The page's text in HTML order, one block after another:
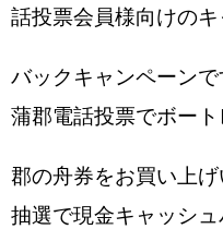
話投票会員様向けのキ
バックキャンペーン
蒲郡電話投票でボー
郡の舟券をお買い上
抽選で現金キャッシュ